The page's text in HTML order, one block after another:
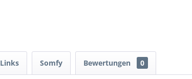
Links Somfy Bewertungen 0